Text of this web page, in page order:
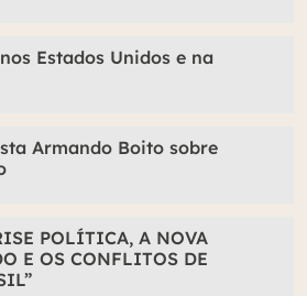
Estados Unidos e na
Armando Boito sobre
POLÍTICA, A NOVA
E OS CONFLITOS DE